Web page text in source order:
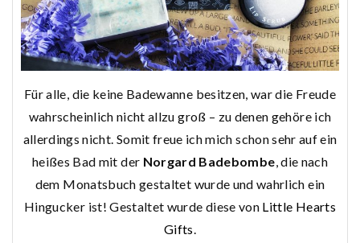
Für alle, die keine Badewanne besitzen, war die Freude
wahrscheinlich nicht allzu groß – zu denen gehöre ich
allerdings nicht. Somit freue ich mich schon sehr auf ein
heißes Bad mit der Norgard Badebombe, die nach
dem Monatsbuch gestaltet wurde und wahrlich ein
Hingucker ist! Gestaltet wurde diese von Little Hearts
Gifts.